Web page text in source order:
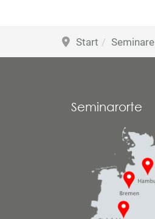
Start Seminare
Seminarorte